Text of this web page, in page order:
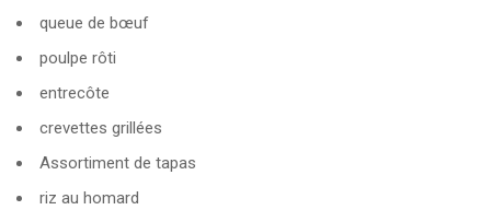
queue de bœuf
poulpe rôti
entrecôte
crevettes grillées
Assortiment de tapas
riz au homard